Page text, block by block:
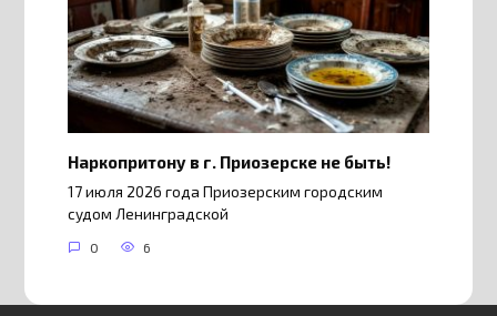
Наркопритону в г. Приозерске не быть!
17 июля 2026 года Приозерским городским
судом Ленинградской
0 6